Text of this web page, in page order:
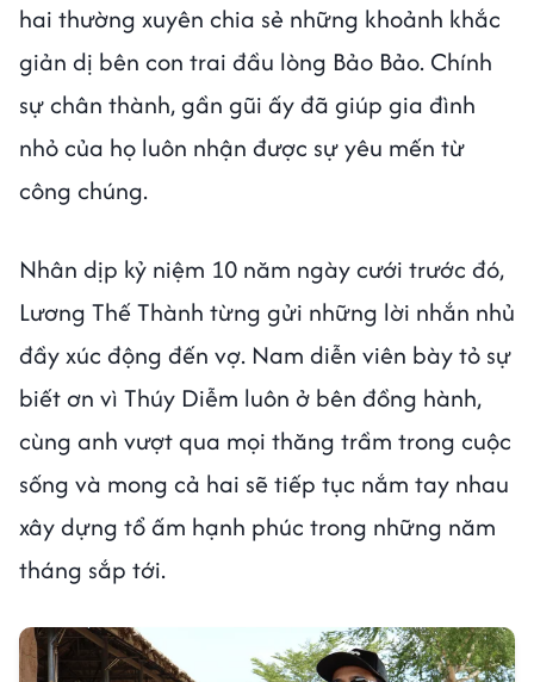
hai thường xuyên chia sẻ những khoảnh khắc
giản dị bên con trai đầu lòng Bảo Bảo. Chính
sự chân thành, gần gũi ấy đã giúp gia đình
nhỏ của họ luôn nhận được sự yêu mến từ
công chúng.
Nhân dịp kỷ niệm 10 năm ngày cưới trước đó,
Lương Thế Thành từng gửi những lời nhắn nhủ
đầy xúc động đến vợ. Nam diễn viên bày tỏ sự
biết ơn vì Thúy Diễm luôn ở bên đồng hành,
cùng anh vượt qua mọi thăng trầm trong cuộc
sống và mong cả hai sẽ tiếp tục nắm tay nhau
xây dựng tổ ấm hạnh phúc trong những năm
tháng sắp tới.